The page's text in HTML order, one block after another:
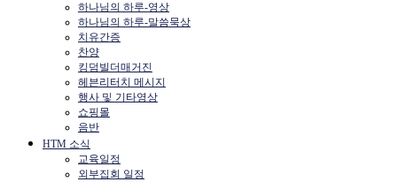
하나님의 하루-영상
하나님의 하루-말씀묵상
치유간증
찬양
킹덤빌더매거진
헤븐리터치 메시지
행사 및 기타영상
쇼핑몰
음반
HTM 소식
교육일정
외부집회 일정